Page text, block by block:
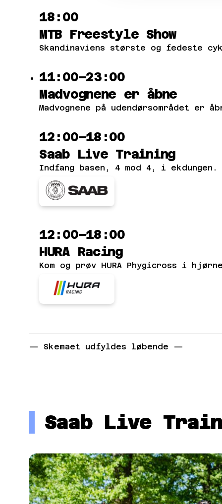
18:00
MTB Freestyle Show
Skandinaviens største og fedeste
11:00–23:00
Madvognene er åbne
Madvognene på udendørsområdet er
12:00–18:00
Saab Live Training
Indfang basen, 4 mod 4, i ekdungen.
12:00–18:00
HURA Racing
Kom og prøv HURA Phygicross i
— Skemaet udfyldes løbende —
Saab Live